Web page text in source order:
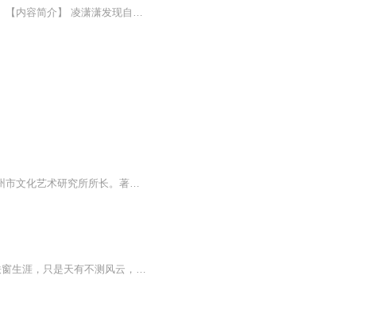
【强烈推荐】治愈系，轻松欢快小甜文谁都有青春的初三，平平淡淡却也让人无法忘怀。【内容简介】 凌潇潇发现自己一朝回到了初三那年 那时，她肚子上被医生鄙视的白嫩嫩的小肥肉还在颤颤巍巍的抖动暑假过半，作业还堆在那里一点没写曾经，让她神魂颠倒的...
孔祥瑜，国家一级编剧，一九四七年生于上海。江苏省常州市戏剧家协会副主席，原常州市文化艺术研究所所长。著有【孔祥瑜剧作选】、【小品集·十字街头】等作品。这是一个关于人生记忆与苦难，青春韶华的爱情与死亡的故事，数千万当年的知青，都会在这个故事中找到自己的身影。在那遥远的地方，有片水面叫水军湖，我在那儿整整生活了十多年，离开后就再也没有回去过。 ——父亲
他是个蹲在2006年监狱里的国际级恐怖流氓，本来要在监狱里渡过漫长的二十年铁窗生涯，只是天有不测风云，这个‘坏蛋’一不小心被雷击中回到了1928年流氓横行的旧上海。 一不小心他这个‘流氓’登上了施展他‘天赋’的舞台。